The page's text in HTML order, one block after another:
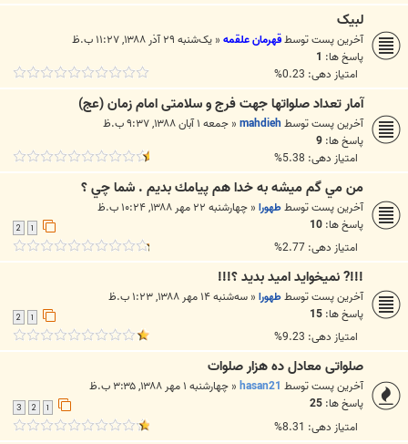
لبیک
آخرین پست توسطقهرمان علقمه« یک‌شنبه ۲۹ آذر ۱۳۸۸, ۱۱:۲۷ ب.ظ
پاسخ ها: 1
امتیاز دهی: 0.23%
آمار تعداد صلواتها جهت فرج و سلامتی امام زمان (عج)
آخرین پست توسطmahdieh
« جمعه ۱ آبان ۱۳۸۸, ۹:۳۷ ب.ظ
پاسخ ها: 9
امتیاز دهی: 5.38%
من مي گم ميشه به خدا هم پيامك بديم . شما چي ؟
آخرین پست توسططهورا« چهارشنبه ۲۲ مهر ۱۳۸۸, ۱۰:۲۴ ب.ظ
پاسخ ها: 10
امتیاز دهی: 2.77%
!!!? نميخوايد اميد بديد ؟!!!
آخرین پست توسططهورا« سه‌شنبه ۱۴ مهر ۱۳۸۸, ۱:۲۳ ب.ظ
پاسخ ها: 15
امتیاز دهی: 9.23%
صلواتی معادل ده هزار صلوات
آخرین پست توسطhasan21
« چهارشنبه ۱ مهر ۱۳۸۸, ۳:۳۵ ب.ظ
پاسخ ها: 25
3
امتیاز دهی: 8.31%